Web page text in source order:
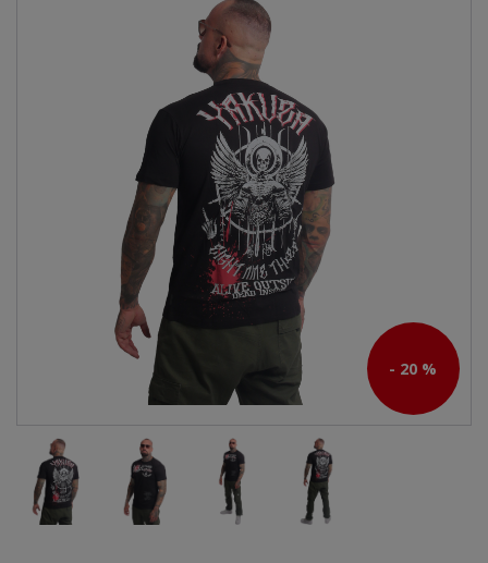
- 20 %